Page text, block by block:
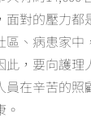
面對的壓力都
區、病患家中
，要向護理
員在辛苦的照